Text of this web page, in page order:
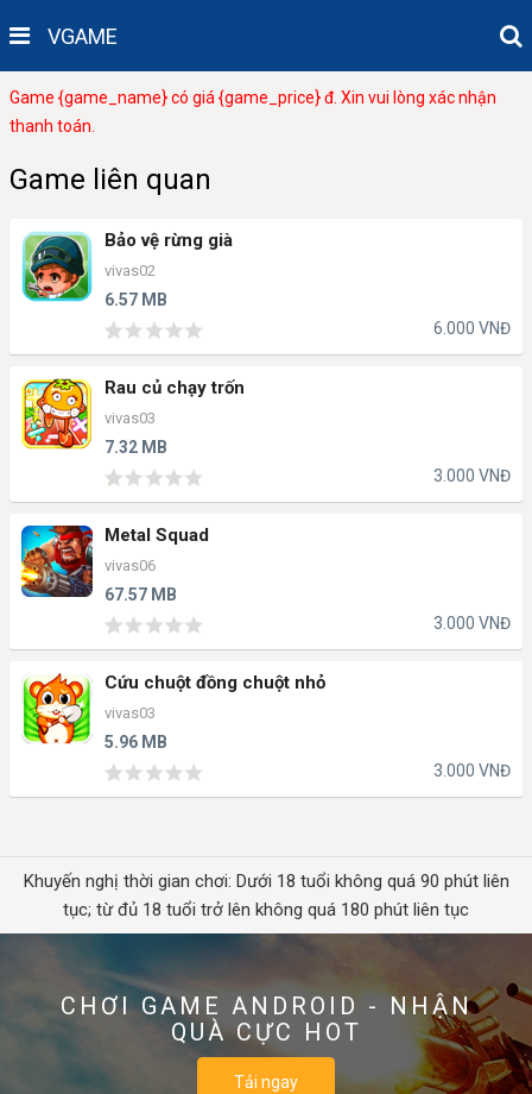
VGAME
Game {game_name} có giá {game_price} đ. Xin vui lòng xác nhận
thanh toán.
Game liên quan
Bảo vệ rừng già
vivas02
6.57 MB
6.000 VNĐ
Rau củ chạy trốn
vivas03
7.32 MB
3.000 VNĐ
Metal Squad
vivas06
67.57 MB
3.000 VNĐ
Cứu chuột đồng chuột nhỏ
vivas03
5.96 MB
3.000 VNĐ
Khuyến nghị thời gian chơi: Dưới 18 tuổi không quá 90 phút liên
tục; từ đủ 18 tuổi trở lên không quá 180 phút liên tục
CHƠI GAME ANDROID - NHẬN
QUÀ CỰC HOT
Tải ngay